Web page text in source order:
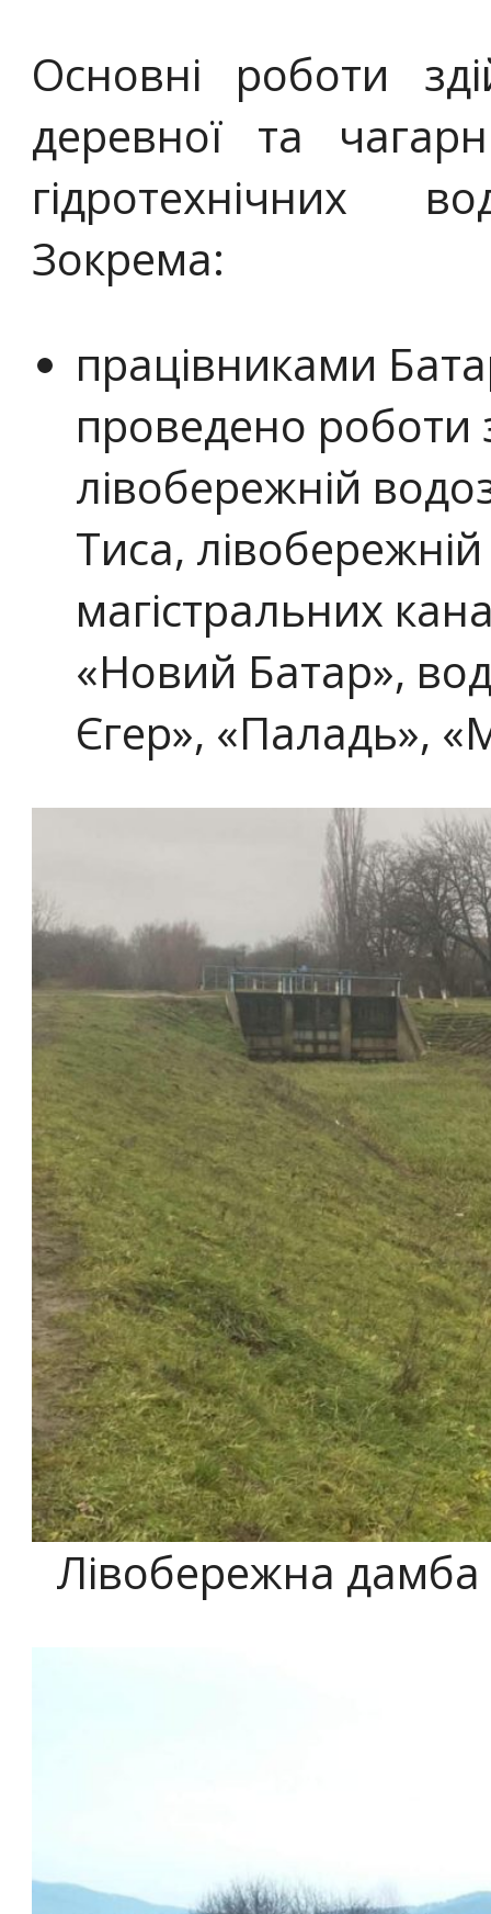
Основні роботи
деревної та
гідротехнічних
Зокрема:
працівниками
проведено роботи
лівобережній
Тиса,
магістральних
«Новий Батар»,
Єгер», «Паладь»,
Лівобережна